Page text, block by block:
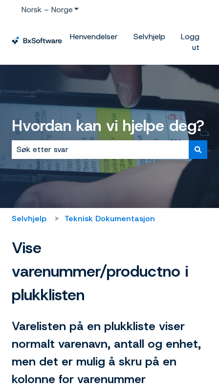
Norsk – NorgeVis undermeny for oversettelser
Henvendelser Selvhjelp
Logg
ut
Hvordan kan vi hjelpe deg?
Det finnes ingen forslag fordi søkefeltet er tomt.
Selvhjelp Teknisk Dokumentasjon
Vise
varenummer/productno i
plukklisten
Varelisten på en plukkliste viser
normalt varenavn, antall og enhet,
men det er mulig å skru på en
kolonne for varenummer